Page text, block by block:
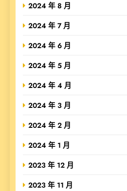
2024 年 8 月
2024 年 7 月
2024 年 6 月
2024 年 5 月
2024 年 4 月
2024 年 3 月
2024 年 2 月
2024 年 1 月
2023 年 12 月
2023 年 11 月